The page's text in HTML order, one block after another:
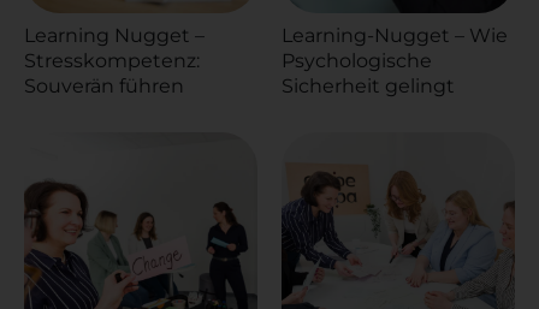
Learning Nugget –
Stresskompetenz:
Souverän führen
Learning-Nugget – Wie
Psychologische
Sicherheit gelingt